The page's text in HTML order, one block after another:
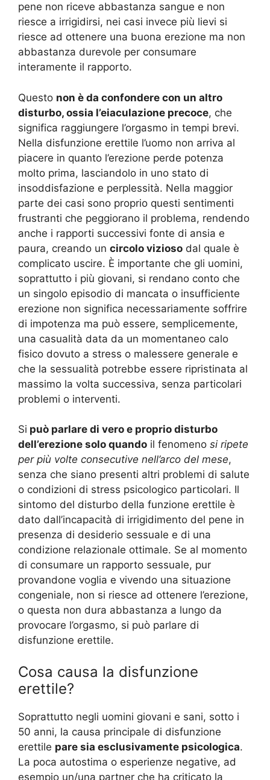
pene non riceve abbastanza sangue e non
riesce a irrigidirsi, nei casi invece più lievi si
riesce ad ottenere una buona erezione ma non
abbastanza durevole per consumare
interamente il rapporto.
Questo non è da confondere con un altro
disturbo, ossia l’eiaculazione precoce, che
significa raggiungere l’orgasmo in tempi brevi.
Nella disfunzione erettile l’uomo non arriva al
piacere in quanto l’erezione perde potenza
molto prima, lasciandolo in uno stato di
insoddisfazione e perplessità. Nella maggior
parte dei casi sono proprio questi sentimenti
frustranti che peggiorano il problema, rendendo
anche i rapporti successivi fonte di ansia e
paura, creando un circolo vizioso dal quale è
complicato uscire. È importante che gli uomini,
soprattutto i più giovani, si rendano conto che
un singolo episodio di mancata o insufficiente
erezione non significa necessariamente soffrire
di impotenza ma può essere, semplicemente,
una casualità data da un momentaneo calo
fisico dovuto a stress o malessere generale e
che la sessualità potrebbe essere ripristinata al
massimo la volta successiva, senza particolari
problemi o interventi.
Si può parlare di vero e proprio disturbo
dell’erezione solo quando il fenomeno si ripete
per più volte consecutive nell’arco del mese,
senza che siano presenti altri problemi di salute
o condizioni di stress psicologico particolari. Il
sintomo del disturbo della funzione erettile è
dato dall’incapacità di irrigidimento del pene in
presenza di desiderio sessuale e di una
condizione relazionale ottimale. Se al momento
di consumare un rapporto sessuale, pur
provandone voglia e vivendo una situazione
congeniale, non si riesce ad ottenere l’erezione,
o questa non dura abbastanza a lungo da
provocare l’orgasmo, si può parlare di
disfunzione erettile.
Cosa causa la disfunzione
erettile?
Soprattutto negli uomini giovani e sani, sotto i
50 anni, la causa principale di disfunzione
erettile pare sia esclusivamente psicologica.
La poca autostima o esperienze negative, ad
esempio un/una partner che ha criticato la